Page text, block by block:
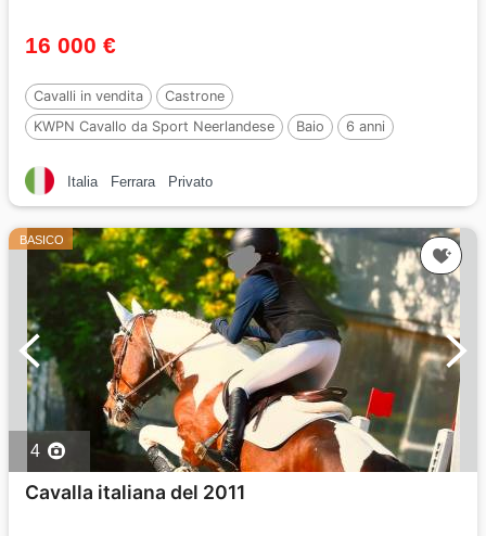
16 000 €
Cavalli in vendita
Castrone
KWPN Cavallo da Sport Neerlandese
Baio
6 anni
Italia
Ferrara Privato
BASICO
4
Cavalla italiana del 2011